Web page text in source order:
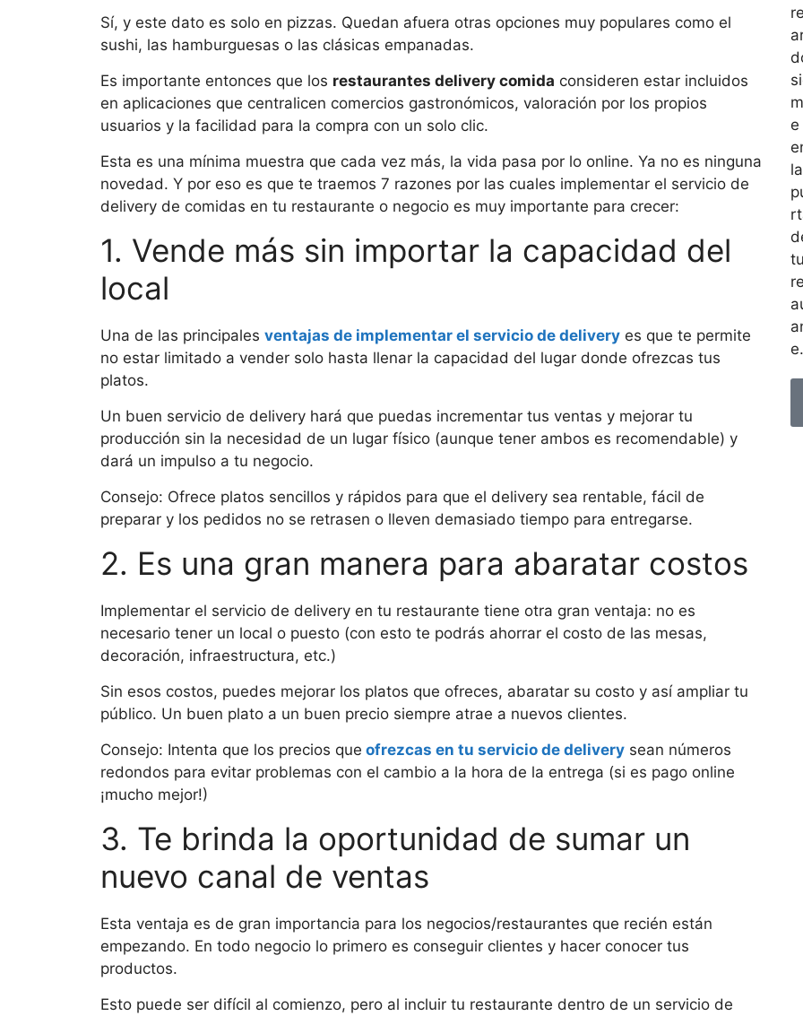
Sí, y este dato es solo en pizzas. Quedan afuera otras opciones muy populares como el
sushi, las hamburguesas o las clásicas empanadas.
Es importante entonces que los restaurantes delivery comida consideren estar incluidos
en aplicaciones que centralicen comercios gastronómicos, valoración por los propios
usuarios y la facilidad para la compra con un solo clic.
Esta es una mínima muestra que cada vez más, la vida pasa por lo online. Ya no es ninguna
novedad. Y por eso es que te traemos 7 razones por las cuales implementar el servicio de
delivery de comidas en tu restaurante o negocio es muy importante para crecer:
1. Vende más sin importar la capacidad del
local
Una de las principales ventajas de implementar el servicio de delivery es que te permite
no estar limitado a vender solo hasta llenar la capacidad del lugar donde ofrezcas tus
platos.
Un buen servicio de delivery hará que puedas incrementar tus ventas y mejorar tu
producción sin la necesidad de un lugar físico (aunque tener ambos es recomendable) y
dará un impulso a tu negocio.
Consejo: Ofrece platos sencillos y rápidos para que el delivery sea rentable, fácil de
preparar y los pedidos no se retrasen o lleven demasiado tiempo para entregarse.
2. Es una gran manera para abaratar costos
Implementar el servicio de delivery en tu restaurante tiene otra gran ventaja: no es
necesario tener un local o puesto (con esto te podrás ahorrar el costo de las mesas,
decoración, infraestructura, etc.)
Sin esos costos, puedes mejorar los platos que ofreces, abaratar su costo y así ampliar tu
público. Un buen plato a un buen precio siempre atrae a nuevos clientes.
Consejo: Intenta que los precios que ofrezcas en tu servicio de delivery sean números
redondos para evitar problemas con el cambio a la hora de la entrega (si es pago online
¡mucho mejor!)
3. Te brinda la oportunidad de sumar un
nuevo canal de ventas
Esta ventaja es de gran importancia para los negocios/restaurantes que recién están
empezando. En todo negocio lo primero es conseguir clientes y hacer conocer tus
productos.
Esto puede ser difícil al comienzo, pero al incluir tu restaurante dentro de un servicio de
e
la
tu
e.